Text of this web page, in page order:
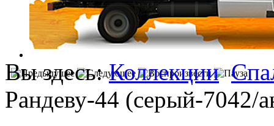
Вы здесь:Коллекции
Рандеву-44 (серый-7042/